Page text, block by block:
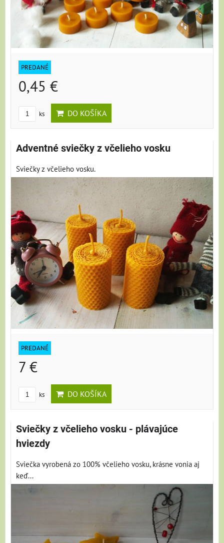
PREDANÉ
0,45 €
ks DO KOŠÍKA
Adventné sviečky z včelieho vosku
Sviečky z včelieho vosku.
PREDANÉ
7 €
ks DO KOŠÍKA
Sviečky z včelieho vosku - plávajúce
hviezdy
Sviečka vyrobená zo 100% včelieho vosku, krásne vonia aj
keď...